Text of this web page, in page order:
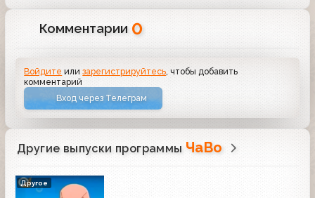
Комментарии 0
Войдите илизарегистрируйтесь , чтобы добавить
комментарий
Вход через Телеграм
Другие выпуски программы ЧаВо
Другое